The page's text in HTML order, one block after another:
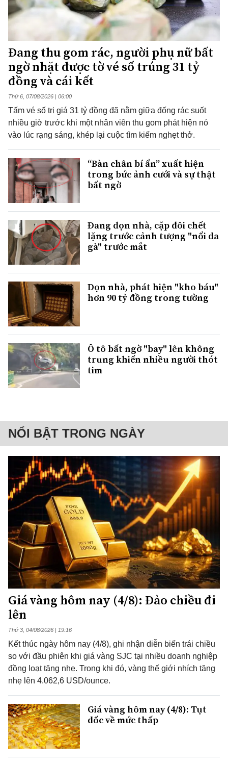
Đang thu gom rác, người phụ nữ bất
ngờ nhặt được tờ vé số trúng 31 tỷ
đồng và cái kết
Thứ 6, 07/08/2026 | 06:00
Tấm vé số trị giá 31 tỷ đồng đã nằm giữa đống rác suốt
nhiều giờ trước khi một nhân viên thu gom phát hiện nó
vào lúc rạng sáng, khép lại cuộc tìm kiếm nghẹt thở.
“Bàn chân bí ẩn” xuất hiện
trong bức ảnh cưới và sự thật
bất ngờ
Đang dọn nhà, cặp đôi chết
lặng trước cảnh tượng "nổi da
gà" trước mắt
Dọn nhà, phát hiện "kho báu"
hơn 90 tỷ đồng trong tường
Ô tô bất ngờ "bay" lên không
trung khiến nhiều người thót
tim
NỔI BẬT TRONG NGÀY
Giá vàng hôm nay (4/8): Đảo chiều đi
lên
Thứ 3, 04/08/2026 | 19:16
Kết thúc ngày hôm nay (4/8), ghi nhận diễn biến trái chiều
so với đầu phiên khi giá vàng SJC tại nhiều doanh nghiệp
đồng loạt tăng nhẹ. Trong khi đó, vàng thế giới nhích tăng
nhẹ lên 4.062,6 USD/ounce.
Giá vàng hôm nay (4/8): Tụt
dốc về mức thấp